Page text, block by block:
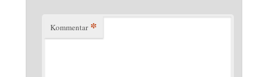
Kommentar *